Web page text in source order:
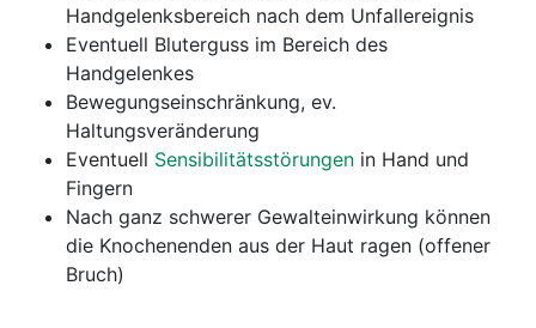
Handgelenksbereich nach dem Unfallereignis
Eventuell Bluterguss im Bereich des
Handgelenkes
Bewegungseinschränkung, ev.
Haltungsveränderung
Eventuell Sensibilitätsstörungen in Hand und
Fingern
Nach ganz schwerer Gewalteinwirkung können
die Knochenenden aus der Haut ragen (offener
Bruch)